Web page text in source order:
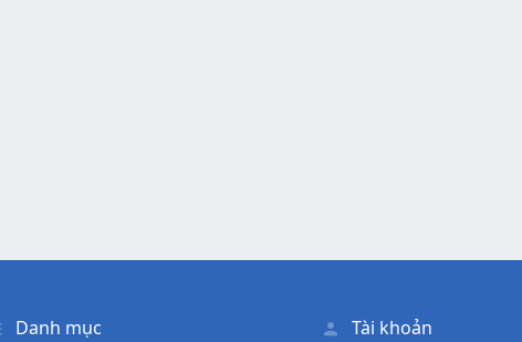
Danh mục Tài khoản